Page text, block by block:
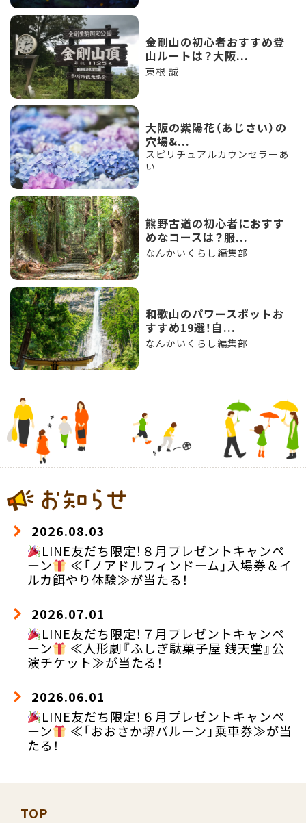
金剛山の初心者おすすめ登
山ルートは？大阪...
東根 誠
大阪の紫陽花（あじさい）の
穴場&...
スピリチュアルカウンセラーあ
い
熊野古道の初心者におすす
めなコースは？服...
なんかいくらし編集部
和歌山のパワースポットお
すすめ19選！自...
なんかいくらし編集部
2026.08.03
LINE友だち限定！８月プレゼントキャンペ
ーン
≪「ノアドルフィンドーム」入場券＆イ
ルカ餌やり体験≫が当たる！
2026.07.01
LINE友だち限定！７月プレゼントキャンペ
ーン
≪人形劇『ふしぎ駄菓子屋 銭天堂』公
演チケット≫が当たる！
2026.06.01
LINE友だち限定！６月プレゼントキャンペ
ーン
≪「おおさか堺バルーン」乗車券≫が当
たる！
TOP